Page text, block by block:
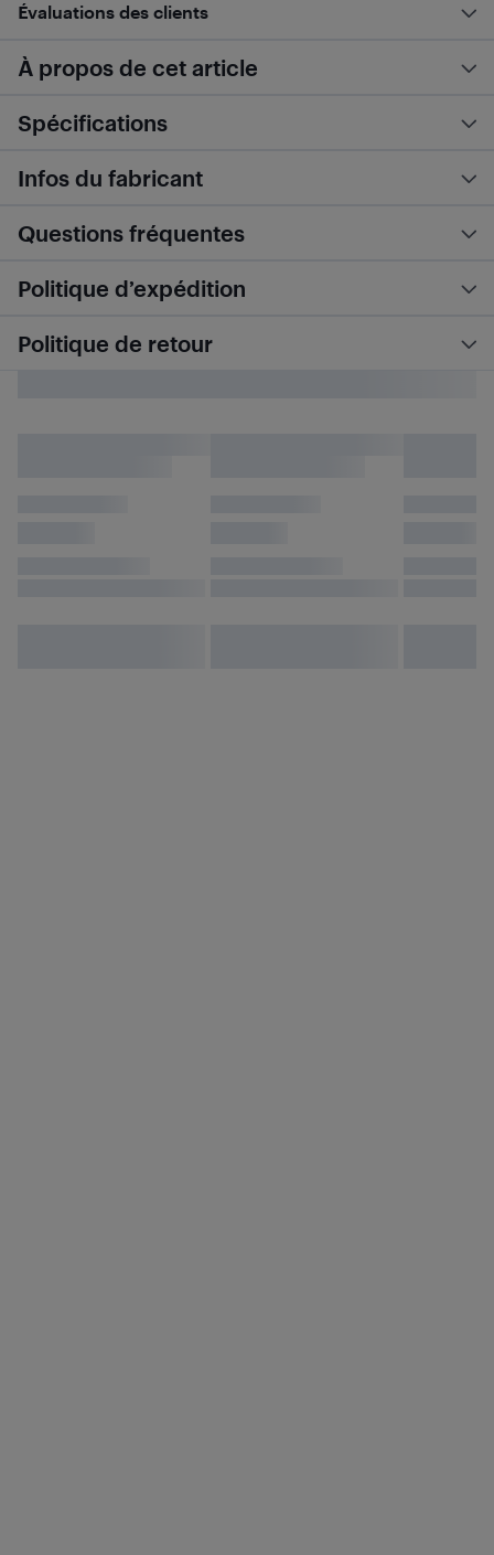
Évaluations des clients
À propos de cet article
Spécifications
Infos du fabricant
Questions fréquentes
Politique d’expédition
Politique de retour